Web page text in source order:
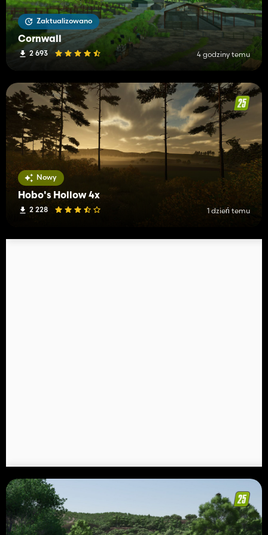
Zaktualizowano
Cornwall
2 693 4 godziny temu
Nowy
Hobo's Hollow 4x
2 228 1 dzień temu